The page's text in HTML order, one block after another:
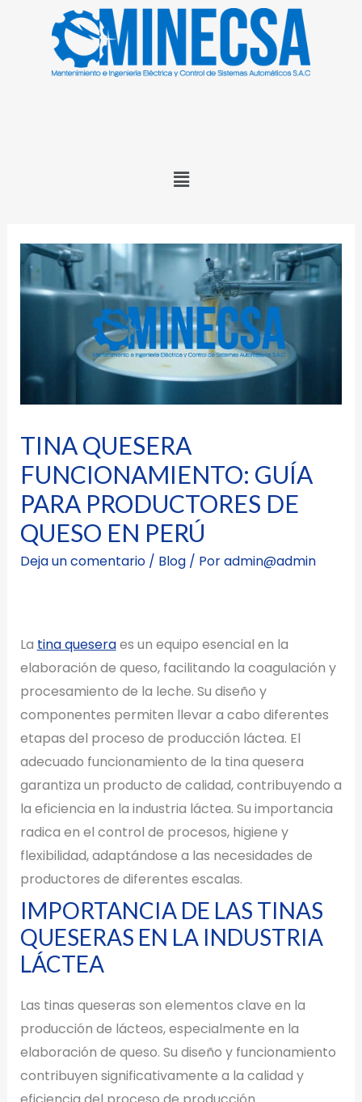
TINA QUESERA
FUNCIONAMIENTO: GUÍA
PARA PRODUCTORES DE
QUESO EN PERÚ
Deja un comentario / Blog/ Poradmin@admin
La tina queseraes un equipo esencial en la
elaboración de queso, facilitando la coagulación y
procesamiento de la leche. Su diseño y
componentes permiten llevar a cabo diferentes
etapas del proceso de producción láctea. El
adecuado funcionamiento de la tina quesera
garantiza un producto de calidad, contribuyendo a
la eficiencia en la industria láctea. Su importancia
radica en el control de procesos, higiene y
flexibilidad, adaptándose a las necesidades de
productores de diferentes escalas.
IMPORTANCIA DE LAS TINAS
QUESERAS EN LA INDUSTRIA
LÁCTEA
Las tinas queseras son elementos clave en la
producción de lácteos, especialmente en la
elaboración de queso. Su diseño y funcionamiento
contribuyen significativamente a la calidad y